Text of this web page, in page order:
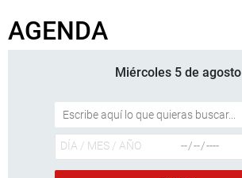
AGENDA
Miércoles 5 de agosto